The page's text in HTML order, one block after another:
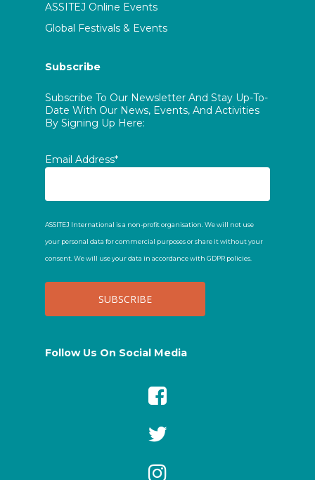
ASSITEJ Online Events
Global Festivals & Events
Subscribe
Subscribe To Our Newsletter And Stay Up-To-
Date With Our News, Events, And Activities
By Signing Up Here:
Email Address*
ASSITEJ International is a non-profit organisation. We will not use
your personal data for commercial purposes or share it without your
consent. We will use your data in accordance with GDPR policies.
Follow Us On Social Media